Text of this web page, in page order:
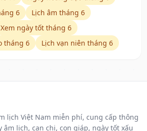
6
Lịch âm tháng 6
Xem ngày tốt tháng 6
tháng 6
Lịch vạn niên tháng 6
lịch Việt Nam miễn phí, cung cấp thông
âm lịch, can chi, con giáp, ngày tốt xấu